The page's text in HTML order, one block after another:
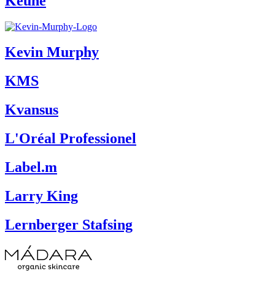
Kevin Murphy
KMS
Kvansus
L'Oréal Professionel
Label.m
Larry King
Lernberger Stafsing